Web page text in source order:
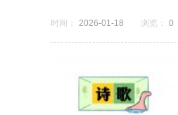
时间： 2026-01-18 浏览： 0